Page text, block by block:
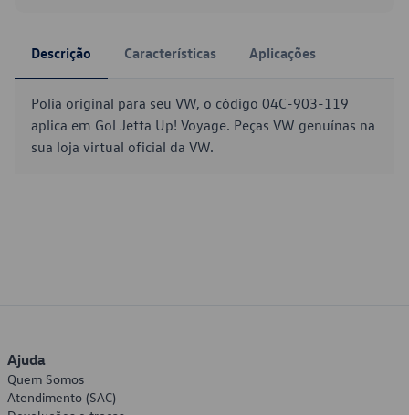
Descrição Características Aplicações
Polia original para seu VW, o código 04C-903-119
aplica em Gol Jetta Up! Voyage. Peças VW genuínas na
sua loja virtual oficial da VW.
Ajuda
Quem Somos
Atendimento (SAC)